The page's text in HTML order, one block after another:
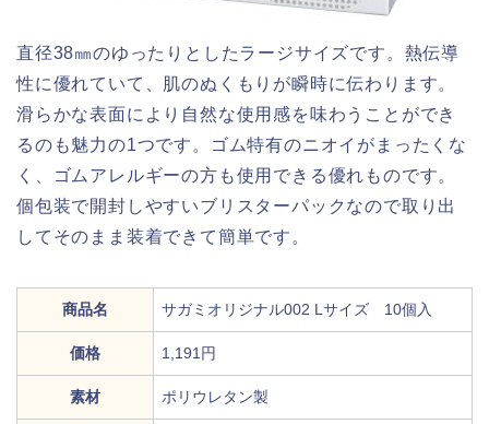
直径38㎜のゆったりとしたラージサイズです。熱伝導
性に優れていて、肌のぬくもりが瞬時に伝わります。
滑らかな表面により自然な使用感を味わうことができ
るのも魅力の1つです。ゴム特有のニオイがまったくな
く、ゴムアレルギーの方も使用できる優れものです。
個包装で開封しやすいブリスターパックなので取り出
してそのまま装着できて簡単です。
商品名 サガミオリジナル002 Lサイズ 10個入
価格 1,191円
素材 ポリウレタン製